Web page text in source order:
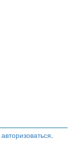
авторизоваться.